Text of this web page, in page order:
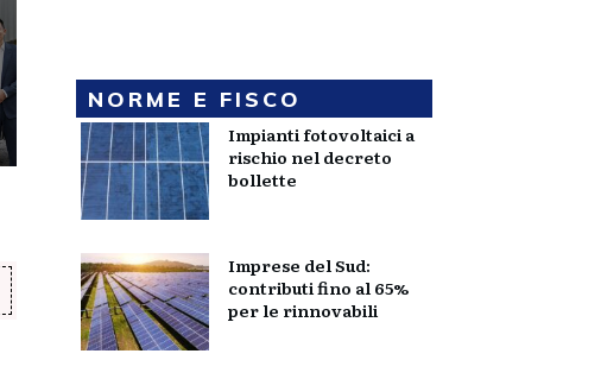
NORME E FISCO
Impianti fotovoltaici a
rischio nel decreto
bollette
Imprese del Sud:
contributi fino al 65%
per le rinnovabili